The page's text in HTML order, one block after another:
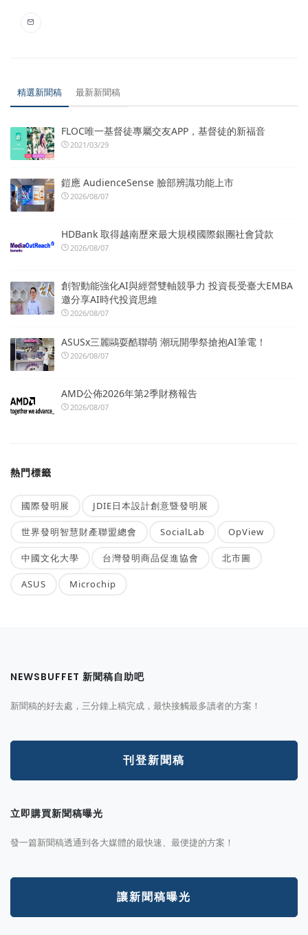
精選新聞稿 最新新聞稿
FLOC唯一基督徒專屬交友APP，基督徒的新福音
2021/03/29
鎧應 AudienceSense 臉部辨識功能上市
2026/08/07
HDBank 取得越南歷來最大規模國際銀團社會貸款
2026/08/07
創智動能強化AI與經營雙軸競爭力 投資長受臺大EMBA
邀分享AI時代投資思維
2026/08/07
ASUSx三麗鷗耍酷聯萌 潮玩開學祭搶抱AI筆電！
2026/08/07
AMD公佈2026年第2季財務報告
2026/08/07
熱門標籤
國際發明展 JDIE日本設計創意暨發明展
世界發明智慧財產聯盟總會 SocialLab OpView
中國文化大學 台灣發明商品促進協會 北市圖
ASUS Microchip
NEWSBUFFET 新聞稿自助吧
新聞稿的好去處，三分鐘上稿完成，最快接觸最多讀者的方案！
刊登新聞稿
立即購買新聞稿曝光
發一篇新聞稿透通到各大媒體的最快速、最便捷的方案！
讓新聞稿曝光